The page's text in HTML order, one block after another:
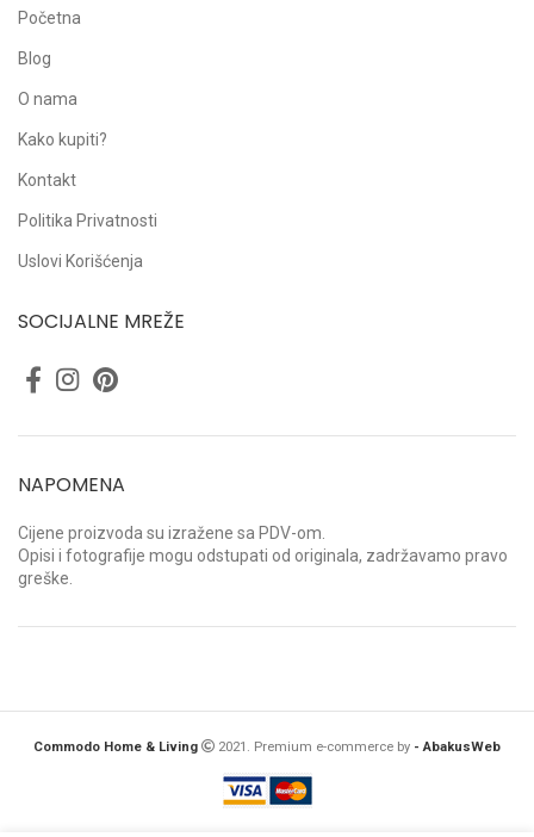
Početna
Blog
O nama
Kako kupiti?
Kontakt
Politika Privatnosti
Uslovi Korišćenja
SOCIJALNE MREŽE
NAPOMENA
Cijene proizvoda su izražene sa PDV-om.
Opisi i fotografije mogu odstupati od originala, zadržavamo pravo
greške.
Commodo Home & Living 2021. Premium e-commerce by - AbakusWeb